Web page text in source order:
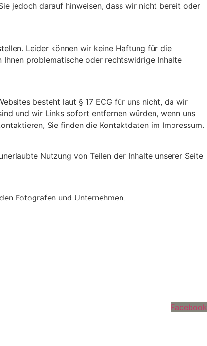
jedoch darauf hinweisen, dass wir nicht bereit oder
Leider können wir keine Haftung für die
problematische oder rechtswidrige Inhalte
besteht laut § 17 ECG für uns nicht, da wir
und wir Links sofort entfernen würden, wenn uns
Sie finden die Kontaktdaten im Impressum.
Nutzung von Teilen der Inhalte unserer Seite
Fotografen und Unternehmen.
Facebook